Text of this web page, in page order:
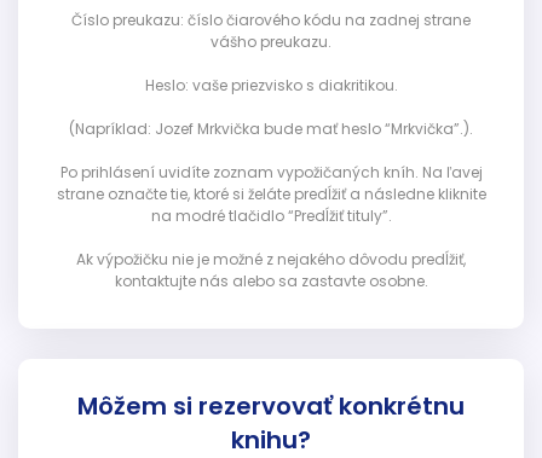
Číslo preukazu: číslo čiarového kódu na zadnej strane
vášho preukazu.
Heslo: vaše priezvisko s diakritikou.
(Napríklad: Jozef Mrkvička bude mať heslo “Mrkvička”.).
Po prihlásení uvidíte zoznam vypožičaných kníh. Na ľavej
strane označte tie, ktoré si želáte predĺžiť a následne kliknite
na modré tlačidlo “Predĺžiť tituly”.
Ak výpožičku nie je možné z nejakého dôvodu predĺžiť,
kontaktujte nás alebo sa zastavte osobne.
Môžem si rezervovať konkrétnu
knihu?